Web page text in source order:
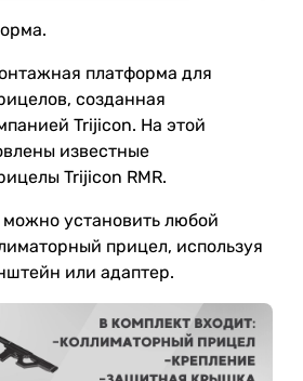
платформа для
созданная
Trijicon. На этой
известные
Trijicon RMR.
установить любой
прицел, используя
или адаптер.